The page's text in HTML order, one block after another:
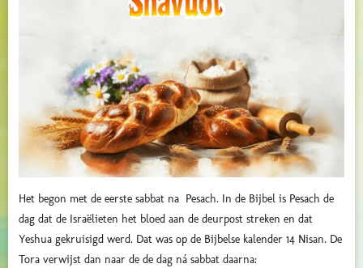
Het begon met de eerste sabbat na Pesach. In de Bijbel is Pesach de
dag dat de Israëlieten het bloed aan de deurpost streken en dat
Yeshua gekruisigd werd. Dat was op de Bijbelse kalender 14 Nisan. De
Tora verwijst dan naar de de dag ná sabbat daarna: